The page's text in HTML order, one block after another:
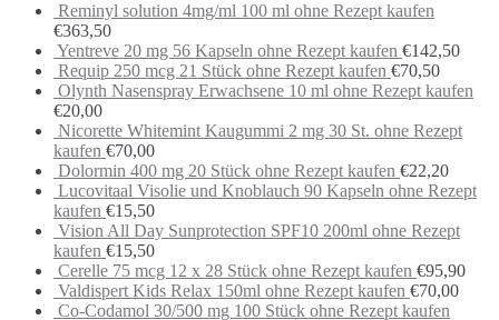
Reminyl solution 4mg/ml 100 ml ohne Rezept kaufen
€363,50
Yentreve 20 mg 56 Kapseln ohne Rezept kaufen €142,50
Requip 250 mcg 21 Stück ohne Rezept kaufen €70,50
Olynth Nasenspray Erwachsene 10 ml ohne Rezept kaufen
€20,00
Nicorette Whitemint Kaugummi 2 mg 30 St. ohne Rezept
kaufen €70,00
Dolormin 400 mg 20 Stück ohne Rezept kaufen €22,20
Lucovitaal Visolie und Knoblauch 90 Kapseln ohne Rezept
kaufen €15,50
Vision All Day Sunprotection SPF10 200ml ohne Rezept
kaufen €15,50
Cerelle 75 mcg 12 x 28 Stück ohne Rezept kaufen €95,90
Valdispert Kids Relax 150ml ohne Rezept kaufen €70,00
Co-Codamol 30/500 mg 100 Stück ohne Rezept kaufen